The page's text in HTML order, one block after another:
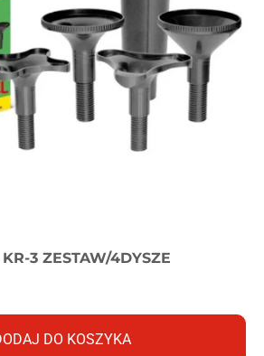
3 ZESTAW/4DYSZE
DO KOSZYKA